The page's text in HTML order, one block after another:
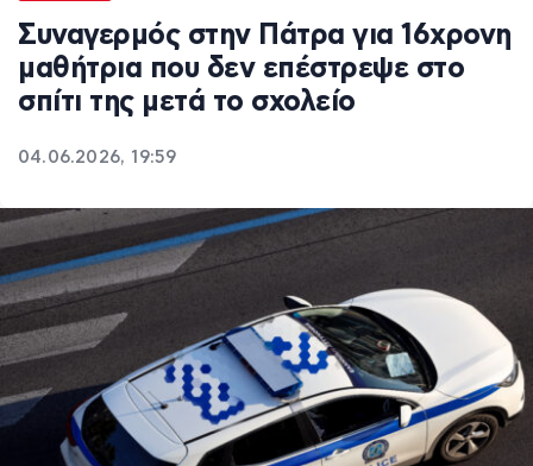
Συναγερμός στην Πάτρα για 16χρονη
μαθήτρια που δεν επέστρεψε στο
σπίτι της μετά το σχολείο
04.06.2026, 19:59